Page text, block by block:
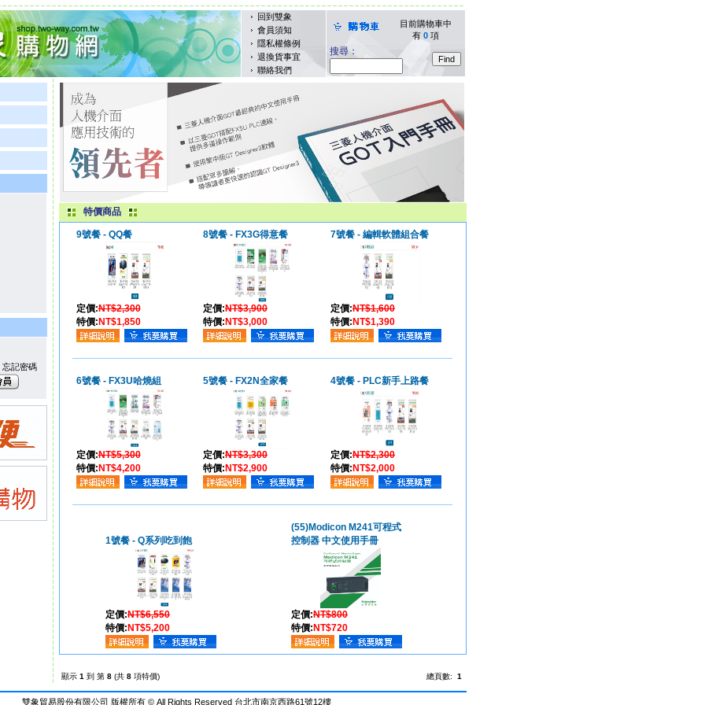
回到雙象
會員須知
隱私權條例
退換貨事宜
聯絡我們
目前購物車中
有 0項
搜尋：
忘記密碼
特價商品
9號餐 - QQ餐
定價:NT$2,300
特價: NT$1,850
8號餐 - FX3G得意餐
定價:NT$3,900
特價: NT$3,000
7號餐 - 編輯軟體組合餐
定價:NT$1,600
特價: NT$1,390
6號餐 - FX3U哈燒組
定價:NT$5,300
特價: NT$4,200
5號餐 - FX2N全家餐
定價:NT$3,300
特價: NT$2,900
4號餐 - PLC新手上路餐
定價:NT$2,300
特價: NT$2,000
1號餐 - Q系列吃到飽
定價:NT$6,550
特價: NT$5,200
(55)Modicon M241可程式
控制器 中文使用手冊
定價:NT$800
特價: NT$720
顯示 1 到 第 8(共 8項特價) 總頁數: 1
雙象貿易股份有限公司 版權所有 © All Rights Reserved 台北市南京西路61號12樓